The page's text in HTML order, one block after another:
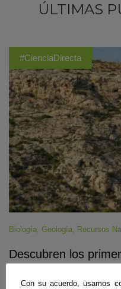
ÚLTIMAS
#CienciaDirecta
Biología, Geología, Recursos
Descubren los
de años
Con su acuerdo, usamos